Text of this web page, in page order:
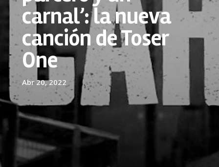
carnal’: la nueva
canción de Toser
One
Abr 20, 2022